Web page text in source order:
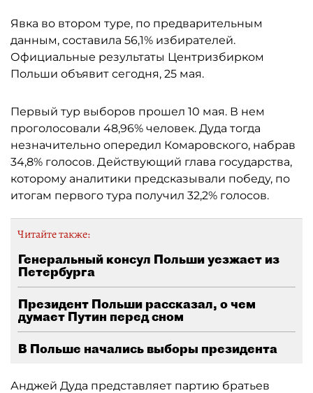
Явка во втором туре, по предварительным
данным, составила 56,1% избирателей.
Официальные результаты Центризбирком
Польши объявит сегодня, 25 мая.
Первый тур выборов прошел 10 мая. В нем
проголосовали 48,96% человек. Дуда тогда
незначительно опередил Комаровского, набрав
34,8% голосов. Действующий глава государства,
которому аналитики предсказывали победу, по
итогам первого тура получил 32,2% голосов.
Читайте также:
Генеральный консул Польши уезжает из
Петербурга
Президент Польши рассказал, о чем
думает Путин перед сном
В Польше начались выборы президента
Анджей Дуда представляет партию братьев